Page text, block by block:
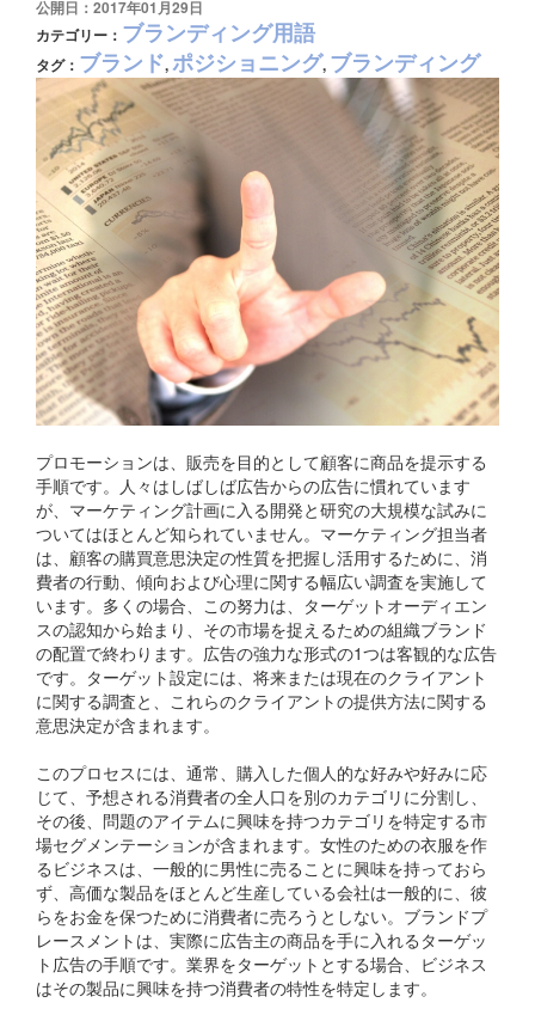
公開日：2017年01月29日
カテゴリー： ブランディング用語
タグ： ブランド, ポジショニング, ブランディング
プロモーションは、販売を目的として顧客に商品を提示する
手順です。人々はしばしば広告からの広告に慣れています
が、マーケティング計画に入る開発と研究の大規模な試みに
ついてはほとんど知られていません。マーケティング担当者
は、顧客の購買意思決定の性質を把握し活用するために、消
費者の行動、傾向および心理に関する幅広い調査を実施して
います。多くの場合、この努力は、ターゲットオーディエン
スの認知から始まり、その市場を捉えるための組織ブランド
の配置で終わります。広告の強力な形式の1つは客観的な広告
です。ターゲット設定には、将来または現在のクライアント
に関する調査と、これらのクライアントの提供方法に関する
意思決定が含まれます。
このプロセスには、通常、購入した個人的な好みや好みに応
じて、予想される消費者の全人口を別のカテゴリに分割し、
その後、問題のアイテムに興味を持つカテゴリを特定する市
場セグメンテーションが含まれます。女性のための衣服を作
るビジネスは、一般的に男性に売ることに興味を持っておら
ず、高価な製品をほとんど生産している会社は一般的に、彼
らをお金を保つために消費者に売ろうとしない。ブランドプ
レースメントは、実際に広告主の商品を手に入れるターゲッ
ト広告の手順です。業界をターゲットとする場合、ビジネス
はその製品に興味を持つ消費者の特性を特定します。